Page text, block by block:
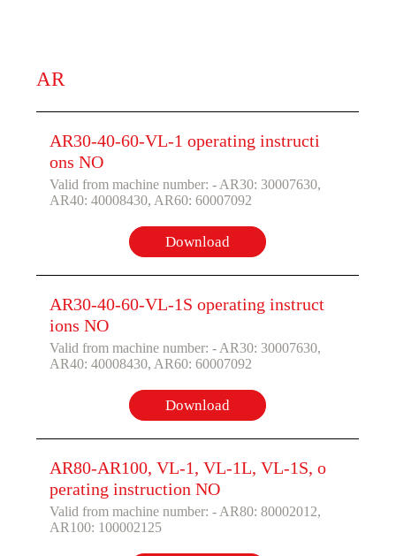
AR
AR30-40-60-VL-1 operating instructi
ons NO
Valid from machine number: - AR30: 30007630,
AR40: 40008430, AR60: 60007092
Download
AR30-40-60-VL-1S operating instruct
ions NO
Valid from machine number: - AR30: 30007630,
AR40: 40008430, AR60: 60007092
Download
AR80-AR100, VL-1, VL-1L, VL-1S, o
perating instruction NO
Valid from machine number: - AR80: 80002012,
AR100: 100002125